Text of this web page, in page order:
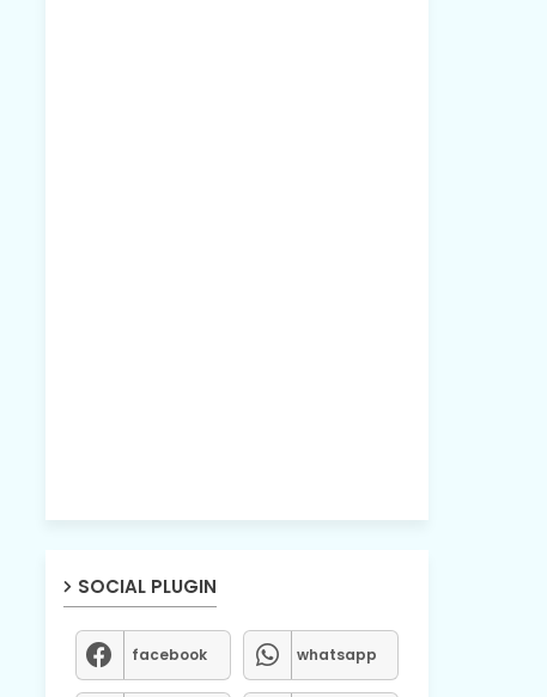
SOCIAL PLUGIN
facebook whatsapp